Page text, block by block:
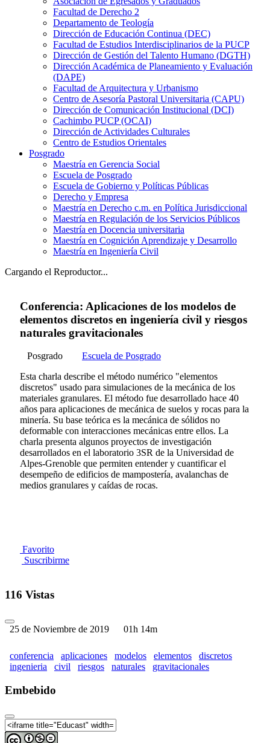
Facultad de Derecho 2
Departamento de Teología
Dirección de Educación Continua (DEC)
Facultad de Estudios Interdisciplinarios de la PUCP
Dirección de Gestión del Talento Humano (DGTH)
Dirección Académica de Planeamiento y Evaluación
(DAPE)
Facultad de Arquitectura y Urbanismo
Centro de Asesoría Pastoral Universitaria (CAPU)
Dirección de Comunicación Institucional (DCI)
Cachimbo PUCP (OCAI)
Dirección de Actividades Culturales
Centro de Estudios Orientales
Posgrado
Maestría en Gerencia Social
Escuela de Posgrado
Escuela de Gobierno y Políticas Públicas
Derecho y Empresa
Maestría en Derecho c.m. en Política Jurisdiccional
Maestría en Regulación de los Servicios Públicos
Maestría en Docencia universitaria
Maestría en Cognición Aprendizaje y Desarrollo
Maestría en Ingeniería Civil
Cargando el Reproductor...
Conferencia: Aplicaciones de los modelos de
elementos discretos en ingeniería civil y riesgos
naturales gravitacionales
Posgrado
Escuela de Posgrado
Esta charla describe el método numérico "elementos
discretos" usado para simulaciones de la mecánica de los
materiales granulares. El método fue desarrollado hace 40
años para aplicaciones de mecánica de suelos y rocas para la
minería. Su base teórica es la mecánica de sólidos no
deformable con interacciones mecánicas entre ellos. La
charla presenta algunos proyectos de investigación
desarrollados en el laboratorio 3SR de la Universidad de
Alpes-Grenoble que permiten entender y cuantificar el
desempeño de edificios de mampostería, avalanchas de
medios granulares y caídas de rocas.
Favorito
Suscribirme
116 Vistas
25 de Noviembre de 2019 01h 14m
conferencia aplicaciones modelos elementos
discretos
ingenieria
civil riesgos naturales gravitacionales
Embebido